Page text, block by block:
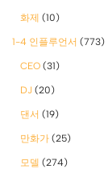
화제 (10)
1-4 인플루언서 (773)
CEO (31)
DJ (20)
댄서 (19)
만화가 (25)
모델 (274)